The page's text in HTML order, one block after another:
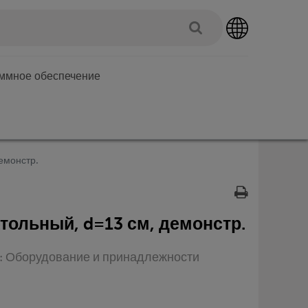
обеспечение
d=13 см, демонстр.
Оборудование и принадлежности